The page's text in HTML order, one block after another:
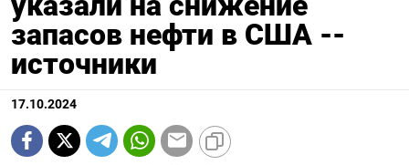
запасов нефти в США --
источники
17.10.2024